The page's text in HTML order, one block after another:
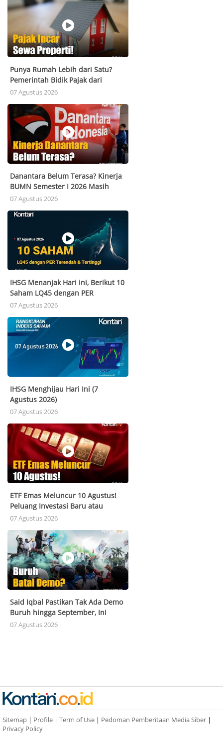
Punya Rumah Lebih dari Satu?
Pemerintah Bidik Pajak dari
Penghasilan Sewa Properti
07 Agustus 2026
Danantara Belum Terasa? Kinerja
BUMN Semester I 2026 Masih
Belum Merata
07 Agustus 2026
IHSG Menanjak Hari ini, Berikut 10
Saham LQ45 dengan PER
Terendah & Tertinggi (7 Agustus
07 Agustus 2026
IHSG Menghijau Hari Ini (7
Agustus 2026)
07 Agustus 2026
ETF Emas Meluncur 10 Agustus!
Peluang Investasi Baru atau
Pesaing Emas Fisik?
07 Agustus 2026
Said Iqbal Pastikan Tak Ada Demo
Buruh hingga September, Ini
Alasannya
07 Agustus 2026
Sitemap | Profile | Term of Use | Pedoman Pemberitaan Media Siber |
Privacy Policy